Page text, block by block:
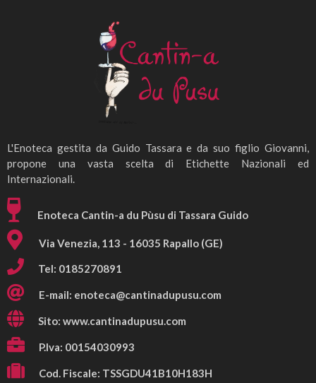
L'Enoteca gestita da Guido Tassara e da suo figlio Giovanni,
propone una vasta scelta di Etichette Nazionali ed
Internazionali.
Enoteca Cantin-a du Pùsu di Tassara Guido
Via Venezia, 113 - 16035 Rapallo (GE)
Tel: 0185270891
E-mail: enoteca@cantinadupusu.com
Sito: www.cantinadupusu.com
P.Iva: 00154030993
Cod. Fiscale: TSSGDU41B10H183H